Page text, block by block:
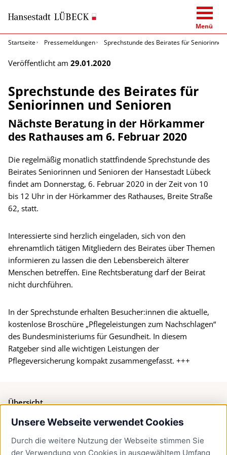
Unsere Webseite verwendet Cookies
Durch die weitere Nutzung der Webseite stimmen Sie
der Verwendung von Cookies in ausgewähltem Umfang
Menü
Startseite
Pressemeldungen Sprechstunde des Beirates für Seniorinnen
Veröffentlicht am 29.01.2020
Sprechstunde des Beirates für
Seniorinnen und Senioren
Nächste Beratung in der Hörkammer
des Rathauses am 6. Februar 2020
Die regelmäßig monatlich stattfindende Sprechstunde des
Beirates Seniorinnen und Senioren der Hansestadt Lübeck
findet am Donnerstag, 6. Februar 2020 in der Zeit von 10
bis 12 Uhr in der Hörkammer des Rathauses, Breite Straße
62, statt.
Interessierte sind herzlich eingeladen, sich von den
ehrenamtlich tätigen Mitgliedern des Beirates über Themen
informieren zu lassen die den Lebensbereich älterer
Menschen betreffen. Eine Rechtsberatung darf der Beirat
nicht durchführen.
In der Sprechstunde erhalten Besucher:innen die aktuelle,
kostenlose Broschüre „Pflegeleistungen zum Nachschlagen“
des Bundesministeriums für Gesundheit. In diesem
Ratgeber sind alle wichtigen Leistungen der
Pflegeversicherung kompakt zusammengefasst. +++
Übersicht
Bürgerservice
Presse